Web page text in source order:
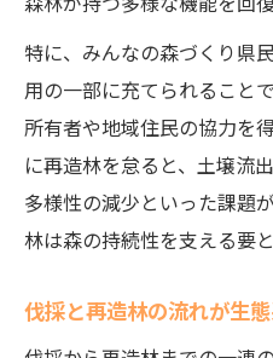
特に、みんなの森づくり県
用の一部に充てられること
所有者や地域住民の協力を
に再造林を怠ると、土壌流
多様性の減少といった課題
林は森の持続性を支える要
伐採と再造林の流れが生